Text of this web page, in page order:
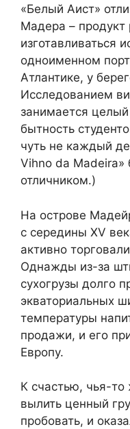
«Белый Аист»
Мадера –
изготавливаться
одноименном
Атлантике, у
Исследованием
занимается
бытность
чуть не каждый
Vihno da
отличником.)
На острове
с середины XV
активно
Однажды из-за
сухогрузы долго
экваториальных
температуры
продажи, и его
Европу.
К счастью, чья-то
вылить ценный
пробовать, и